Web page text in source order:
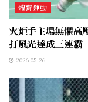
體育運動
火炬手主場無懼高
打風光達成三連霸
2026-05-26